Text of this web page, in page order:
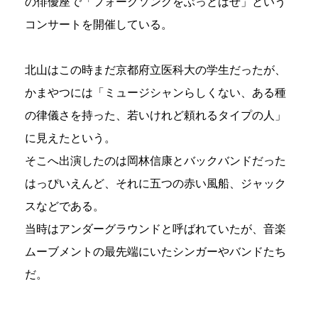
コンサートを開催している。
北山はこの時まだ京都府立医科大の学生だったが、
かまやつには「ミュージシャンらしくない、ある種
の律儀さを持った、若いけれど頼れるタイプの人」
に見えたという。
そこへ出演したのは岡林信康とバックバンドだった
はっぴいえんど、それに五つの赤い風船、ジャック
スなどである。
当時はアンダーグラウンドと呼ばれていたが、音楽
ムーブメントの最先端にいたシンガーやバンドたち
だ。